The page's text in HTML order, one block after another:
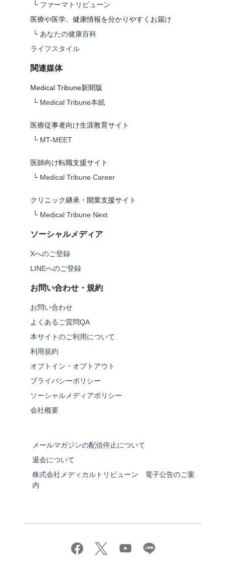
└ ファーマトリビューン
医療や医学、健康情報を分かりやすくお届け
└ あなたの健康百科
ライフスタイル
関連媒体
Medical Tribune新聞版
└ Medical Tribune本紙
医療従事者向け生涯教育サイト
└ MT-MEET
医師向け転職支援サイト
└ Medical Tribune Career
クリニック継承・開業支援サイト
└ Medical Tribune Next
ソーシャルメディア
Xへのご登録
LINEへのご登録
お問い合わせ・規約
お問い合わせ
よくあるご質問QA
本サイトのご利用について
利用規約
オプトイン・オプトアウト
プライバシーポリシー
ソーシャルメディアポリシー
会社概要
メールマガジンの配信停止について
退会について
株式会社メディカルトリビューン 電子公告のご案
内